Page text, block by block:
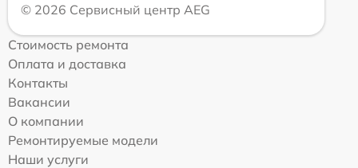
© 2026 Сервисный центр AEG
Стоимость ремонта
Оплата и доставка
Контакты
Вакансии
О компании
Ремонтируемые модели
Наши услуги